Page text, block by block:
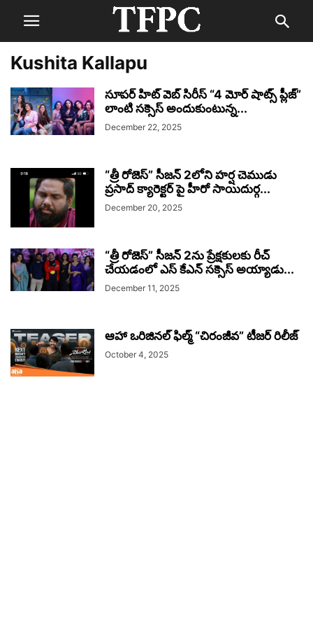
Kushita Kallapu
సూపర్ హిట్ వెబ్ సిరీస్ “4 మోర్ షాట్స్ ప్లీజ్”
లాంటి సక్సెస్ అందుకుంటున్న...
December 22, 2025
“త్రీ రోజెస్” సీజన్ 2లోని హర్ష చెముడు
ప్రసాద్ క్యారెక్టర్ పై హీరో సాయిదుర్గ...
December 20, 2025
“త్రీ రోజెస్” సీజన్ 2ను ప్రేక్షకులకు రీచ్
చేయడంలో ఎస్ కేఎన్ సక్సెస్ అయ్యాడు...
December 11, 2025
ఆహా ఒరిజినల్ ఫిల్మ్ “చిరంజీవ” టీజర్ రిలీజ్
October 4, 2025